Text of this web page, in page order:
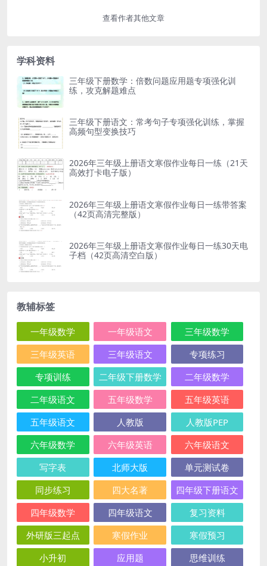
查看作者其他文章
学科资料
三年级下册数学：倍数问题应用题专项强化训
练，攻克解题难点
三年级下册语文：常考句子专项强化训练，掌握
高频句型变换技巧
2026年三年级上册语文寒假作业每日一练（21天
高效打卡电子版）
2026年三年级上册语文寒假作业每日一练带答案
（42页高清完整版）
2026年三年级上册语文寒假作业每日一练30天电
子档（42页高清空白版）
教辅标签
一年级数学 一年级语文
三年级数学
三年级英语
三年级语文
专项练习
专项训练
二年级下册数学
二年级数学
二年级语文
五年级数学
五年级英语
五年级语文
人教版
人教版PEP
六年级数学
六年级英语
六年级语文
写字表
北师大版
单元测试卷
同步练习
四大名著
四年级下册语文
四年级数学
四年级语文
复习资料
外研版三起点
寒假作业
寒假预习
小升初
应用题 思维训练